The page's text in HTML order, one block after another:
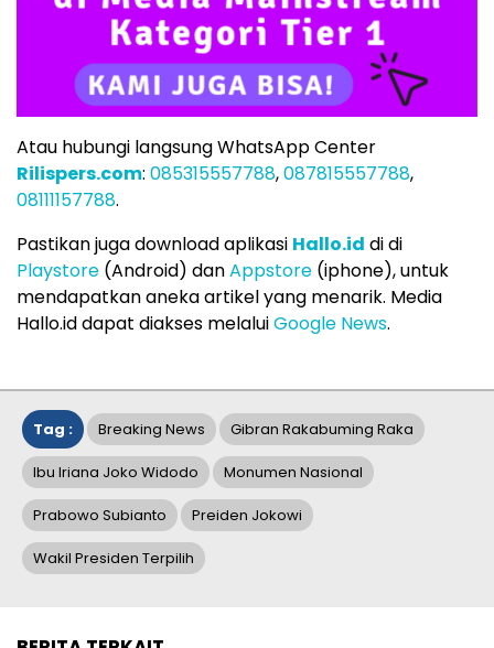
Atau hubungi langsung WhatsApp Center
Rilispers.com: 085315557788,087815557788,
08111157788.
Pastikan juga download aplikasi Hallo.id di di
Playstore (Android) danAppstore (iphone), untuk
mendapatkan aneka artikel yang menarik. Media
Hallo.id dapat diakses melaluiGoogle News.
Tag : Breaking News Gibran Rakabuming Raka
Ibu Iriana Joko Widodo Monumen Nasional
Prabowo Subianto Preiden Jokowi
Wakil Presiden Terpilih